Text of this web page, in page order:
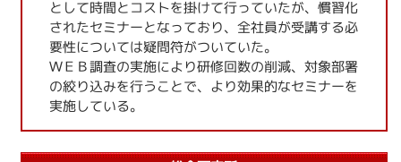
として時間とコストを掛けて行っていたが、慣習化
されたセミナーとなっており、全社員が受講する必
要性については疑問符がついていた。
ＷＥＢ調査の実施により研修回数の削減、対象部署
の絞り込みを行うことで、より効果的なセミナーを
実施している。